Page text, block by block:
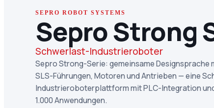
SEPRO ROBOT SYSTEMS
Sepro Strong
Schwerlast-Industrieroboter
Sepro Strong-Serie: gemeinsame Designsprache
SLS-Führungen, Motoren und Antrieben — eine
Industrieroboterplattform mit PLC-Integration
1.000 Anwendungen.